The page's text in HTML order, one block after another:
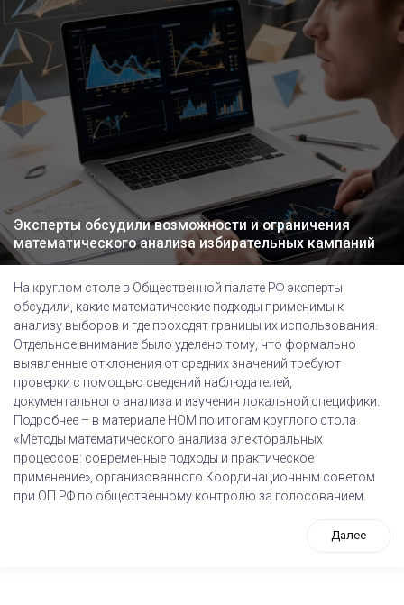
Эксперты обсудили возможности и ограничения
математического анализа избирательных кампаний
На круглом столе в Общественной палате РФ эксперты
обсудили, какие математические подходы применимы к
анализу выборов и где проходят границы их использования.
Отдельное внимание было уделено тому, что формально
выявленные отклонения от средних значений требуют
проверки с помощью сведений наблюдателей,
документального анализа и изучения локальной специфики.
Подробнее – в материале НОМ по итогам круглого стола
«Методы математического анализа электоральных
процессов: современные подходы и практическое
применение», организованного Координационным советом
при ОП РФ по общественному контролю за голосованием.
Далее